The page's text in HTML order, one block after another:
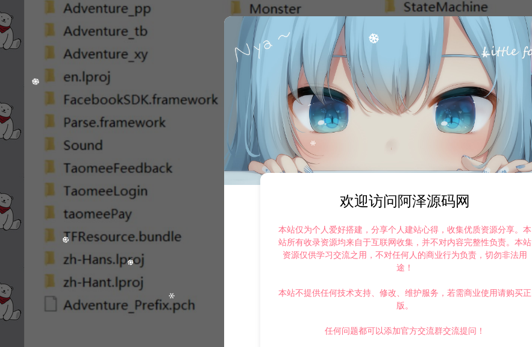
欢迎访问阿泽源码网
本站仅为个人爱好搭建，分享个人建站心得，收集优质资源分享。本
站所有收录资源均来自于互联网收集，并不对内容完整性负责。本站
资源仅供学习交流之用，不对任何人的商业行为负责，切勿非法用
途！
本站不提供任何技术支持、修改、维护服务，若需商业使用请购买正
版。
任何问题都可以添加官方交流群交流提问！